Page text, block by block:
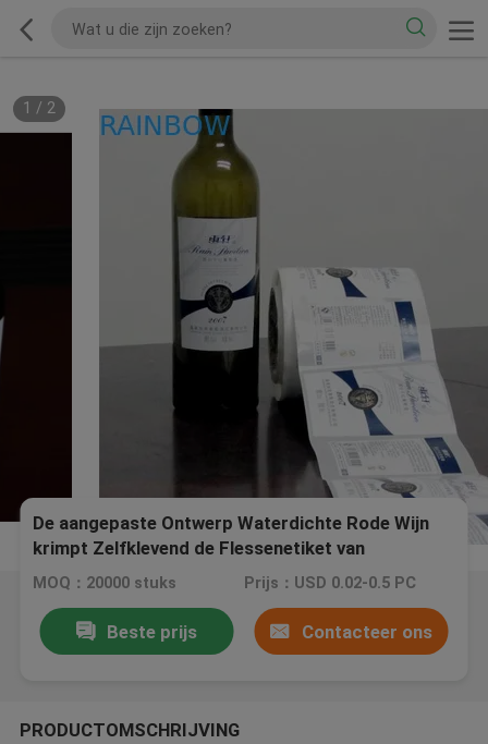
1 / 2
De aangepaste Ontwerp Waterdichte Rode Wijn
krimpt Zelfklevend de Flessenetiket van
Kokeretiketten
MOQ：20000 stuks Prijs：USD 0.02-0.5 PC
Beste prijs Contacteer ons
PRODUCTOMSCHRIJVING